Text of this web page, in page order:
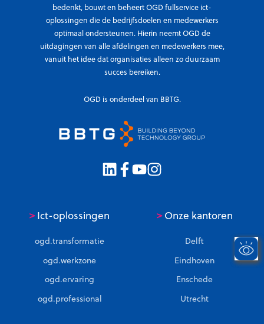
bedenkt, bouwt en beheert OGD fullservice ict-
oplossingen die de bedrijfsdoelen en medewerkers
optimaal ondersteunen. Hierin neemt OGD de
uitdagingen van alle afdelingen en medewerkers mee,
vanuit het idee dat organisaties alleen zo duurzaam
succes bereiken.
OGD is onderdeel van BBTG.
>Ict-oplossingen
ogd.transformatie
ogd.werkzone
ogd.ervaring
ogd.professional
>Onze kantoren
Delft
Eindhoven
Enschede
Utrecht